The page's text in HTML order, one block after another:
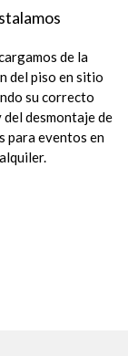
de la
del piso en sitio
su correcto
del desmontaje de
para eventos en
alquiler.